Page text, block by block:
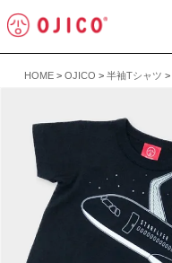
HOME OJICO 半袖Tシャツ